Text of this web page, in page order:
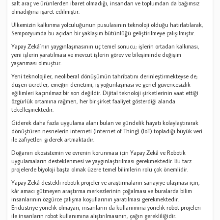
salt araç ve ürünlerden ibaret olmadığı, insandan ve toplumdan da bağımsız
olmadığına işaret edilmiştir.
Ülkemizin kalkınma yolculuğunun pusulasının teknoloji olduğu hatırlatılarak,
Sempozyumda bu açıdan bir yaklaşım bütünlüğü geliştirilmeye çalışılmıştır.
Yapay Zekâ`nın yaygınlaşmasının üç temel sonucu; işlerin ortadan kalkması,
yeni işlerin yaratılması ve mevcut işlerin görev ve bileşiminde değişim
yaşanması olmuştur.
Yeni teknolojiler, neoliberal dönüşümün tahribatını derinleştirmekteyse de;
düşen ücretler, emeğin denetimi, iş yoğunlaşması ve genel güvencesizlik
eğilimleri kaçınılmaz bir son değildir. Dijital teknoloji şirketlerinin vaat ettiği
özgürlük ortamına rağmen, her bir şirket faaliyet gösterdiği alanda
tekelleşmektedir.
Giderek daha fazla uygulama alanı bulan ve gündelik hayatı kolaylaştırarak
dönüştüren nesnelerin interneti (Internet of Thing) (IoT) topladığı büyük veri
ile zafiyetleri giderek artmaktadır.
Doğanın ekosistemin ve evrenin korunması için Yapay Zekâ ve Robotik
uygulamaların desteklenmesi ve yaygınlaştırılması gerekmektedir. Bu tarz
projelerde biyoloji başta olmak üzere temel bilimlerin rolü çok önemlidir.
Yapay Zekâ destekli robotik projeler ve araştırmaların sanayiye ulaşması için,
kâr amacı gütmeyen araştırma merkezlerinin çoğalması ve buralarda bilim
insanlarının özgürce çalışma koşullarının yaratılması gerekmektedir.
Endüstriye yönelik olmayan, insanların da kullanımına yönelik robot projeleri
ile insanların robot kullanımına alıştırılmasının, çağın gerekliliğidir.